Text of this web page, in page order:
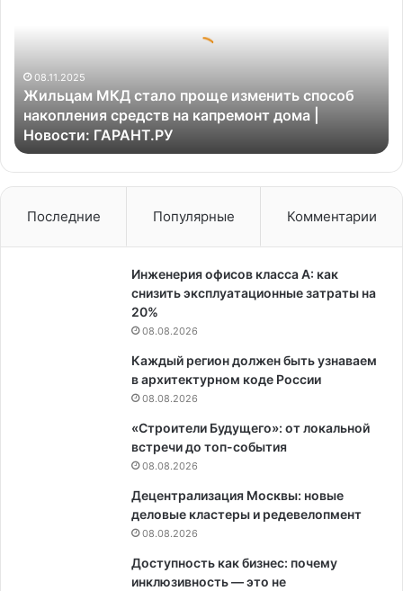
накопления
средств
на
капремонт
дома
|
Новости:
ГАРАНТ.РУ
08.11.2025
Жильцам МКД стало проще изменить способ
накопления средств на капремонт дома |
Новости: ГАРАНТ.РУ
Последние Популярные Комментарии
Инженерия офисов класса А: как
снизить эксплуатационные затраты на
20%
08.08.2026
Каждый регион должен быть узнаваем
в архитектурном коде России
08.08.2026
«Строители Будущего»: от локальной
встречи до топ-события
08.08.2026
Децентрализация Москвы: новые
деловые кластеры и редевелопмент
08.08.2026
Доступность как бизнес: почему
инклюзивность — это не